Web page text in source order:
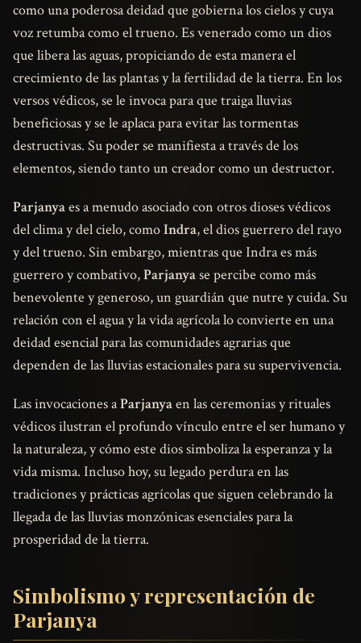
como una poderosa deidad que gobierna los cielos y cuya
voz retumba como el trueno. Es venerado como un dios
que libera las aguas, propiciando de esta manera el
crecimiento de las plantas y la fertilidad de la tierra. En los
versos védicos, se le invoca para que traiga lluvias
beneficiosas y se le aplaca para evitar las tormentas
destructivas. Su poder se manifiesta a través de los
elementos, siendo tanto un creador como un destructor.
Parjanyaes a menudo asociado con otros dioses védicos
del clima y del cielo, comoIndra, el dios guerrero del rayo
y del trueno. Sin embargo, mientras que Indra es más
guerrero y combativo,Parjanyase percibe como más
benevolente y generoso, un guardián que nutre y cuida. Su
relación con el agua y la vida agrícola lo convierte en una
deidad esencial para las comunidades agrarias que
dependen de las lluvias estacionales para su supervivencia.
Las invocaciones aParjanyaen las ceremonias y rituales
védicos ilustran el profundo vínculo entre el ser humano y
la naturaleza, y cómo este dios simboliza la esperanza y la
vida misma. Incluso hoy, su legado perdura en las
tradiciones y prácticas agrícolas que siguen celebrando la
llegada de las lluvias monzónicas esenciales para la
prosperidad de la tierra.
Simbolismo y representación de
Parjanya